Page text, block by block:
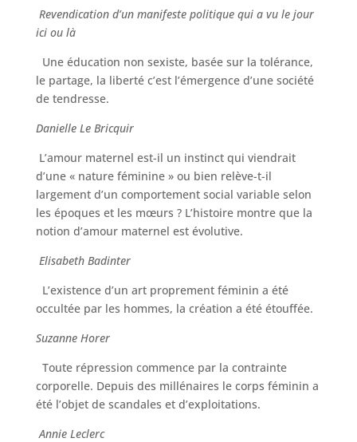
Revendication d’un manifeste politique qui a vu le jour
ici ou là
Une éducation non sexiste, basée sur la tolérance,
le partage, la liberté c’est l’émergence d’une société
de tendresse.
Danielle Le Bricquir
L’amour maternel est-il un instinct qui viendrait
d’une « nature féminine » ou bien relève-t-il
largement d’un comportement social variable selon
les époques et les mœurs ? L’histoire montre que la
notion d’amour maternel est évolutive.
Elisabeth Badinter
L’existence d’un art proprement féminin a été
occultée par les hommes, la création a été étouffée.
Suzanne Horer
Toute répression commence par la contrainte
corporelle. Depuis des millénaires le corps féminin a
été l’objet de scandales et d’exploitations.
Annie Leclerc